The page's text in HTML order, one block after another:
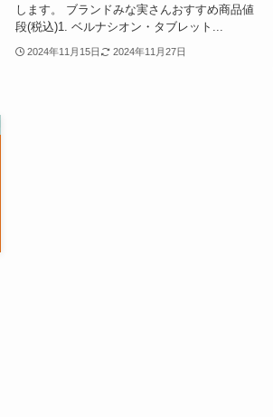
します。 ブランドみな実さんおすすめ商品値
段(税込)1. ベルナシオン・タブレット...
2024年11月15日 2024年11月27日